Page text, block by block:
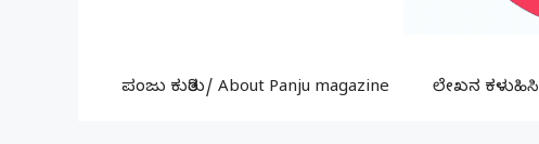
ಪಂಜು ಕುರಿತು/ About Panju magazine ಲೇಖನ ಕಳುಹಿಸಿ